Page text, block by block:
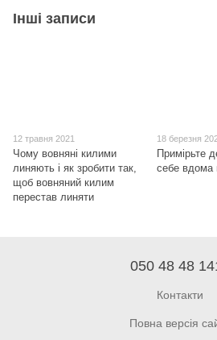
Інші записи
12 травня 2021
Чому вовняні килими
линяють і як зробити так,
щоб вовняний килим
перестав линяти
18 березня
Примірьте
себе вдома
050 48 48
Контакти
Повна версія